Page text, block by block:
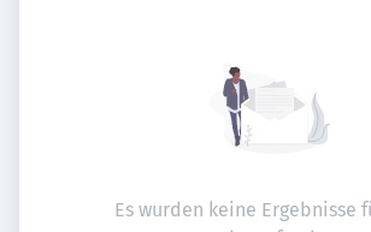
Es wurden keine Ergebnisse